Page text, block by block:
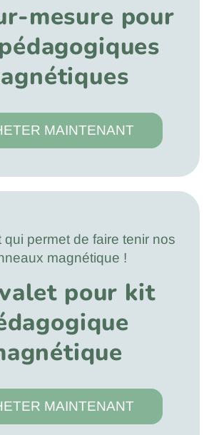
mesure pour
MAINTENANT
qui permet de faire tenir nos
magnétique !
pour kit
MAINTENANT